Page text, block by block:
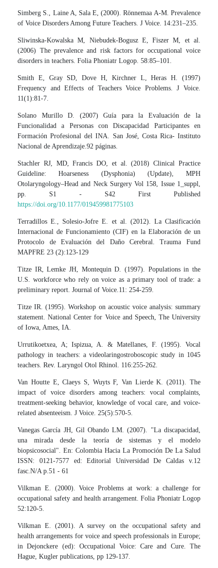
Simberg S., Laine A, Sala E, (2000). Rönnemaa A-M. Prevalence
of Voice Disorders Among Future Teachers. J Voice. 14:231–235.
Sliwinska-Kowalska M, Niebudek-Bogusz E, Fiszer M, et al.
(2006) The prevalence and risk factors for occupational voice
disorders in teachers. Folia Phoniatr Logop. 58:85–101.
Smith E, Gray SD, Dove H, Kirchner L, Heras H. (1997)
Frequency and Effects of Teachers Voice Problems. J Voice.
11(1):81-7.
Solano Murillo D. (2007) Guía para la Evaluación de la
Funcionalidad a Personas con Discapacidad Participantes en
Formación Profesional del INA. San José, Costa Rica- Instituto
Nacional de Aprendizaje.92 páginas.
Stachler RJ, MD, Francis DO, et al. (2018) Clinical Practice
Guideline: Hoarseness (Dysphonia) (Update), MPH
Otolaryngology–Head and Neck Surgery Vol 158, Issue 1_suppl,
pp. S1 - S42 First Published
https://doi.org/10.1177/019459981775103
Terradillos E., Solesio-Jofre E. et al. (2012). La Clasificación
Internacional de Funcionamiento (CIF) en la Elaboración de un
Protocolo de Evaluación del Daño Cerebral. Trauma Fund
MAPFRE 23 (2):123-129
Titze IR, Lemke JH, Montequin D. (1997). Populations in the
U.S. workforce who rely on voice as a primary tool of trade: a
preliminary report. Journal of Voice.11: 254-259.
Titze IR. (1995). Workshop on acoustic voice analysis: summary
statement. National Center for Voice and Speech, The University
of Iowa, Ames, IA.
Urrutikoetxea, A; Ispizua, A. & Matellanes, F. (1995). Vocal
pathology in teachers: a videolaringostroboscopic study in 1045
teachers. Rev. Laryngol Otol Rhinol. 116:255-262.
Van Houtte E, Claeys S, Wuyts F, Van Lierde K. (2011). The
impact of voice disorders among teachers: vocal complaints,
treatment-seeking behavior, knowledge of vocal care, and voice-
related absenteeism. J Voice. 25(5):570-5.
Vanegas García JH, Gil Obando LM. (2007). "La discapacidad,
una mirada desde la teoría de sistemas y el modelo
biopsicosocial". En: Colombia Hacia La Promoción De La Salud
ISSN: 0121-7577 ed: Editorial Universidad De Caldas v.12
fasc.N/A p.51 - 61
Vilkman E. (2000). Voice Problems at work: a challenge for
occupational safety and health arrangement. Folia Phoniatr Logop
52:120-5.
Vilkman E. (2001). A survey on the occupational safety and
health arrangements for voice and speech professionals in Europe;
in Dejonckere (ed): Occupational Voice: Care and Cure. The
Hague, Kugler publications, pp 129-137.